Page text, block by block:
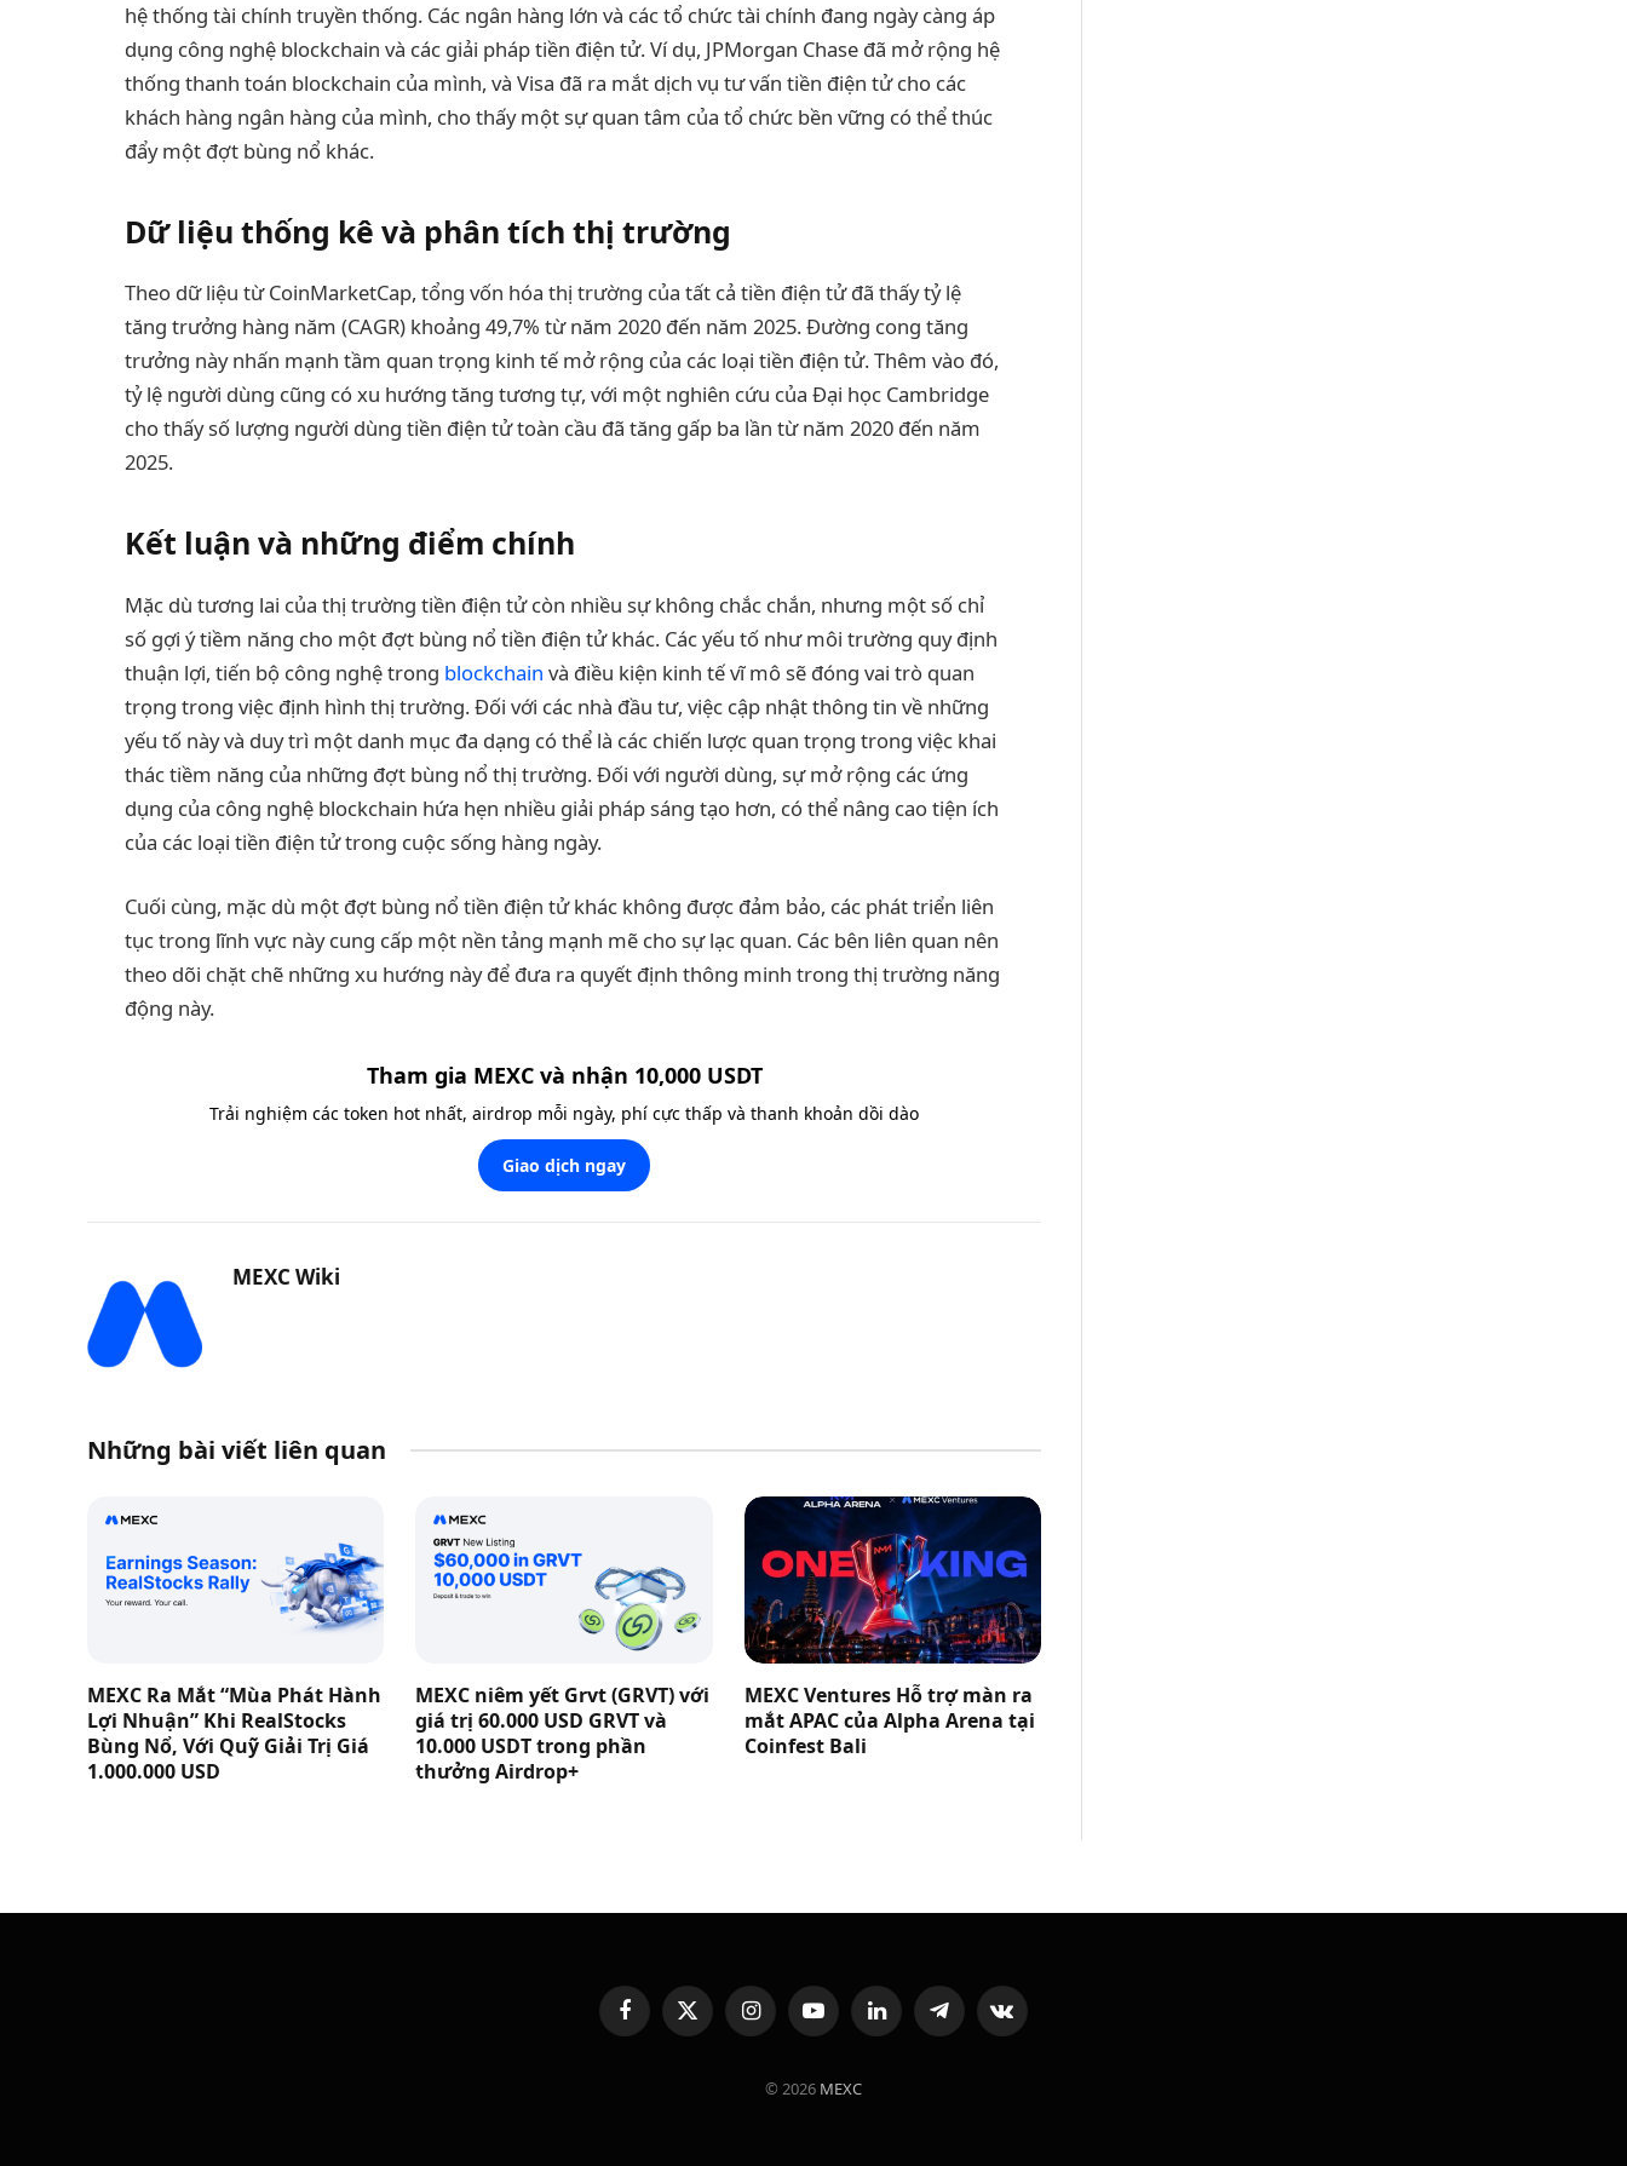
hệ thống tài chính truyền thống. Các ngân hàng lớn và các tổ chức tài chính đang ngày càng áp
dụng công nghệ blockchain và các giải pháp tiền điện tử. Ví dụ, JPMorgan Chase đã mở rộng hệ
thống thanh toán blockchain của mình, và Visa đã ra mắt dịch vụ tư vấn tiền điện tử cho các
khách hàng ngân hàng của mình, cho thấy một sự quan tâm của tổ chức bền vững có thể thúc
đẩy một đợt bùng nổ khác.
Dữ liệu thống kê và phân tích thị trường
Theo dữ liệu từ CoinMarketCap, tổng vốn hóa thị trường của tất cả tiền điện tử đã thấy tỷ lệ
tăng trưởng hàng năm (CAGR) khoảng 49,7% từ năm 2020 đến năm 2025. Đường cong tăng
trưởng này nhấn mạnh tầm quan trọng kinh tế mở rộng của các loại tiền điện tử. Thêm vào đó,
tỷ lệ người dùng cũng có xu hướng tăng tương tự, với một nghiên cứu của Đại học Cambridge
cho thấy số lượng người dùng tiền điện tử toàn cầu đã tăng gấp ba lần từ năm 2020 đến năm
2025.
Kết luận và những điểm chính
Mặc dù tương lai của thị trường tiền điện tử còn nhiều sự không chắc chắn, nhưng một số chỉ
số gợi ý tiềm năng cho một đợt bùng nổ tiền điện tử khác. Các yếu tố như môi trường quy định
thuận lợi, tiến bộ công nghệ trong blockchain và điều kiện kinh tế vĩ mô sẽ đóng vai trò quan
trọng trong việc định hình thị trường. Đối với các nhà đầu tư, việc cập nhật thông tin về những
yếu tố này và duy trì một danh mục đa dạng có thể là các chiến lược quan trọng trong việc khai
thác tiềm năng của những đợt bùng nổ thị trường. Đối với người dùng, sự mở rộng các ứng
dụng của công nghệ blockchain hứa hẹn nhiều giải pháp sáng tạo hơn, có thể nâng cao tiện ích
của các loại tiền điện tử trong cuộc sống hàng ngày.
Cuối cùng, mặc dù một đợt bùng nổ tiền điện tử khác không được đảm bảo, các phát triển liên
tục trong lĩnh vực này cung cấp một nền tảng mạnh mẽ cho sự lạc quan. Các bên liên quan nên
theo dõi chặt chẽ những xu hướng này để đưa ra quyết định thông minh trong thị trường năng
động này.
Tham gia MEXC và nhận 10,000 USDT
Trải nghiệm các token hot nhất, airdrop mỗi ngày, phí cực thấp và thanh khoản dồi dào
Giao dịch ngay
MEXC Wiki
Những bài viết liên quan
MEXC Ra Mắt “Mùa Phát Hành
Lợi Nhuận” Khi RealStocks
Bùng Nổ, Với Quỹ Giải Trị Giá
1.000.000 USD
MEXC niêm yết Grvt (GRVT) với
giá trị 60.000 USD GRVT và
10.000 USDT trong phần
thưởng Airdrop+
MEXC Ventures Hỗ trợ màn ra
mắt APAC của Alpha Arena tại
Coinfest Bali
FacebookX
(Twitter)
InstagramYouTubeLinkedInTelegramVKontakte
© 2026 MEXC